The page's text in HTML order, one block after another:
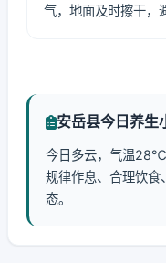
气，地面及时擦干，
安岳县今日养生
今日多云，气温
规律作息、合理饮食
态。